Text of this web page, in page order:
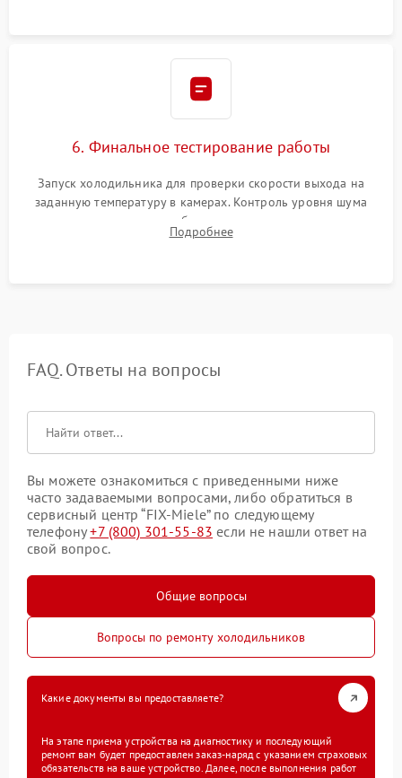
6. Финальное тестирование работы
Запуск холодильника для проверки скорости выхода на
заданную температуру в камерах. Контроль уровня шума
компрессора, отсутствия обмерзания стенок и корректного
срабатывания системы автоматической оттайки.
Подробнее
FAQ. Ответы на вопросы
Вы можете ознакомиться с приведенными ниже
часто задаваемыми вопросами, либо обратиться в
сервисный центр “FIX-Miele” по следующему
телефону+7 (800) 301-55-83 если не нашли ответ на
свой вопрос.
Общие вопросы
Вопросы по ремонту холодильников
Какие документы вы предоставляете?
На этапе приема устройства на диагностику и последующий
ремонт вам будет предоставлен заказ-наряд с указанием страховых
обязательств на ваше устройство. Далее, после выполнения работ